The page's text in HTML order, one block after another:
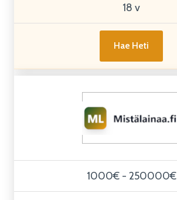
18 v
Hae Heti
1000€ - 250000€